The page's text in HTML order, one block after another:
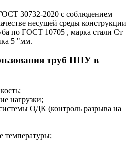
30732-2020 с соблюдением
несущей среды конструкции
по ГОСТ 10705 , марка стали Ст
5 "мм.
труб ППУ в
нагрузки;
ОДК (контроль разрыва на
температуры;